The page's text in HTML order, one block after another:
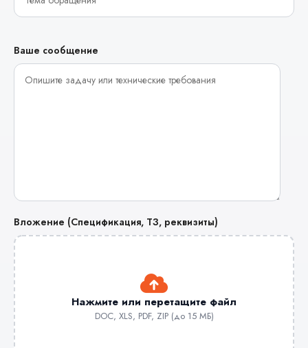
Ваше сообщение
Вложение (Спецификация, ТЗ, реквизиты)
Нажмите или перетащите файл
DOC, XLS, PDF, ZIP (до 15 МБ)